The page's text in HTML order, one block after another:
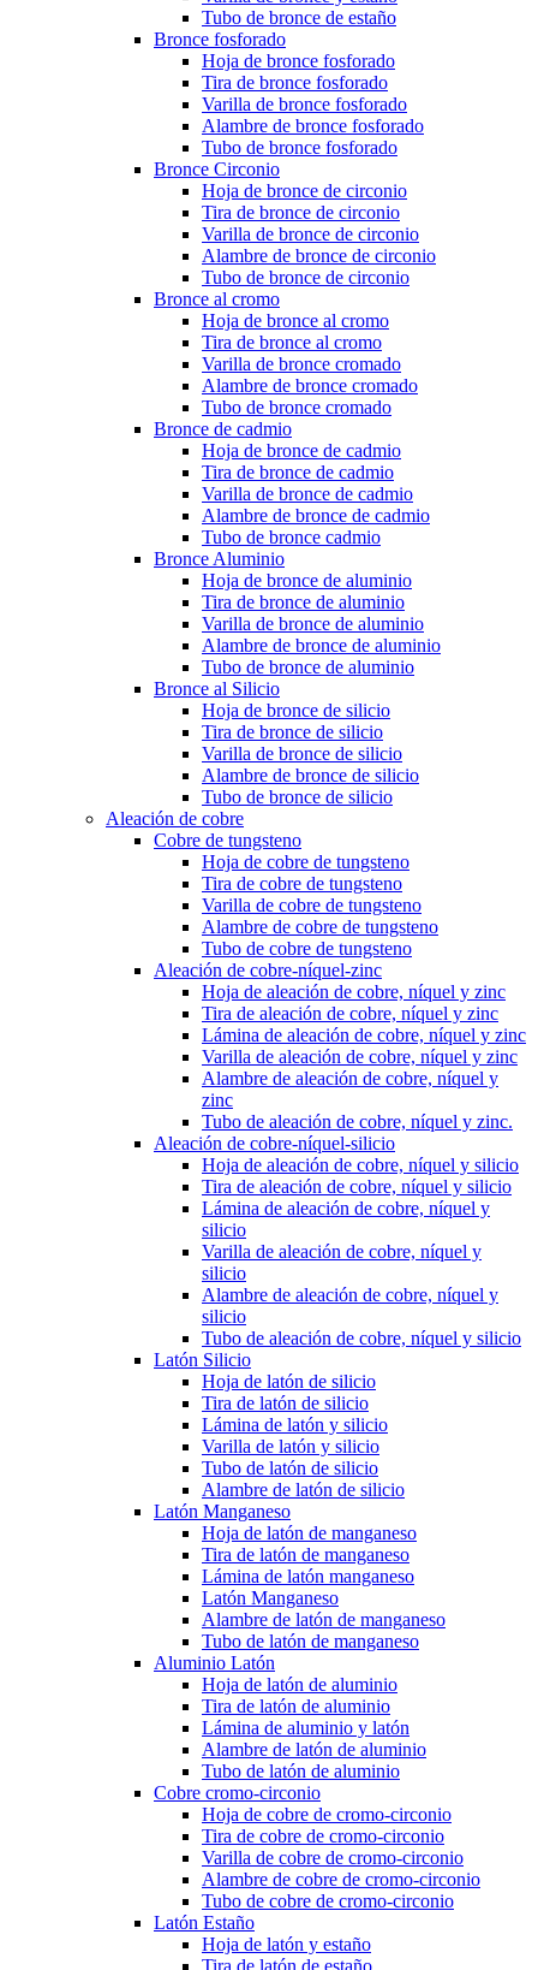
Tubo de bronce de estaño
Bronce fosforado
Hoja de bronce fosforado
Tira de bronce fosforado
Varilla de bronce fosforado
Alambre de bronce fosforado
Tubo de bronce fosforado
Bronce Circonio
Hoja de bronce de circonio
Tira de bronce de circonio
Varilla de bronce de circonio
Alambre de bronce de circonio
Tubo de bronce de circonio
Bronce al cromo
Hoja de bronce al cromo
Tira de bronce al cromo
Varilla de bronce cromado
Alambre de bronce cromado
Tubo de bronce cromado
Bronce de cadmio
Hoja de bronce de cadmio
Tira de bronce de cadmio
Varilla de bronce de cadmio
Alambre de bronce de cadmio
Tubo de bronce cadmio
Bronce Aluminio
Hoja de bronce de aluminio
Tira de bronce de aluminio
Varilla de bronce de aluminio
Alambre de bronce de aluminio
Tubo de bronce de aluminio
Bronce al Silicio
Hoja de bronce de silicio
Tira de bronce de silicio
Varilla de bronce de silicio
Alambre de bronce de silicio
Tubo de bronce de silicio
Aleación de cobre
Cobre de tungsteno
Hoja de cobre de tungsteno
Tira de cobre de tungsteno
Varilla de cobre de tungsteno
Alambre de cobre de tungsteno
Tubo de cobre de tungsteno
Aleación de cobre-níquel-zinc
Hoja de aleación de cobre, níquel y zinc
Tira de aleación de cobre, níquel y zinc
Lámina de aleación de cobre, níquel y zinc
Varilla de aleación de cobre, níquel y zinc
Alambre de aleación de cobre, níquel y
zinc
Tubo de aleación de cobre, níquel y zinc.
Aleación de cobre-níquel-silicio
Hoja de aleación de cobre, níquel y silicio
Tira de aleación de cobre, níquel y silicio
Lámina de aleación de cobre, níquel y
silicio
Varilla de aleación de cobre, níquel y
silicio
Alambre de aleación de cobre, níquel y
silicio
Tubo de aleación de cobre, níquel y silicio
Latón Silicio
Hoja de latón de silicio
Tira de latón de silicio
Lámina de latón y silicio
Varilla de latón y silicio
Tubo de latón de silicio
Alambre de latón de silicio
Latón Manganeso
Hoja de latón de manganeso
Tira de latón de manganeso
Lámina de latón manganeso
Latón Manganeso
Alambre de latón de manganeso
Tubo de latón de manganeso
Aluminio Latón
Hoja de latón de aluminio
Tira de latón de aluminio
Lámina de aluminio y latón
Alambre de latón de aluminio
Tubo de latón de aluminio
Cobre cromo-circonio
Hoja de cobre de cromo-circonio
Tira de cobre de cromo-circonio
Varilla de cobre de cromo-circonio
Alambre de cobre de cromo-circonio
Tubo de cobre de cromo-circonio
Latón Estaño
Hoja de latón y estaño
Tira de latón de estaño